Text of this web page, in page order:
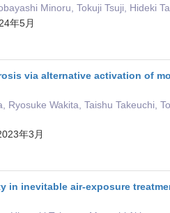
Minoru, Tokuji Tsuji, Hideki
年5月
via alternative activation of
Wakita, Taishu Takeuchi,
年3月
inevitable air‐exposure